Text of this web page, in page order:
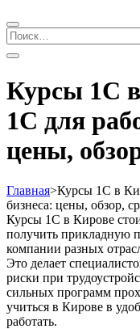
Найти:
Курсы 1С
1С для
цены,
Главная>Курсы 1С в
бизнеса: цены, обзор,
Курсы 1С в Кирове
получить прикладную
компании разных
Это делает
риски при
сильных программ
учиться в Кирове в
работать.